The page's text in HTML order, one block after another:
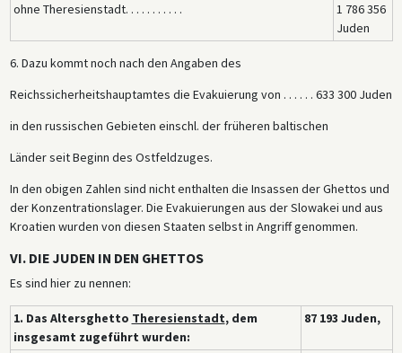
ohne Theresienstadt. . . . . . . . . . .
1 786 356
Juden
6. Dazu kommt noch nach den Angaben des
Reichssicherheitshauptamtes die Evakuierung von . . . . . . 633 300 Juden
in den russischen Gebieten einschl. der früheren baltischen
Länder seit Beginn des Ostfeldzuges.
In den obigen Zahlen sind nicht enthalten die Insassen der Ghettos und
der Konzentrationslager. Die Evakuierungen aus der Slowakei und aus
Kroatien wurden von diesen Staaten selbst in Angriff genommen.
VI. DIE JUDEN IN DEN GHETTOS
Es sind hier zu nennen:
1. Das Altersghetto Theresienstadt, dem
insgesamt zugeführt wurden:
87 193 Juden,